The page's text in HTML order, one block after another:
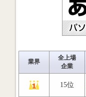
業界
全上場
企業
15位